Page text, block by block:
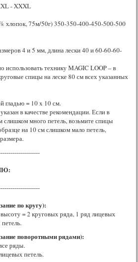
- XXXL
хлопок, 75м/50г) 350-350-400-450-500-500
4 и 5 мм, длина лески 40 и 60-60-60-
использовать технику MAGIC LOOP – в
спицы на леске 80 см всех указанных
гладью = 10 x 10 см.
в качестве рекомендации. Если в
слишком много петель, возьмите спицы
на 10 см слишком мало петель,
по кругу):
= 2 круговых ряда, 1 ряд лицевых
поворотными рядами):
ряды.
петель.